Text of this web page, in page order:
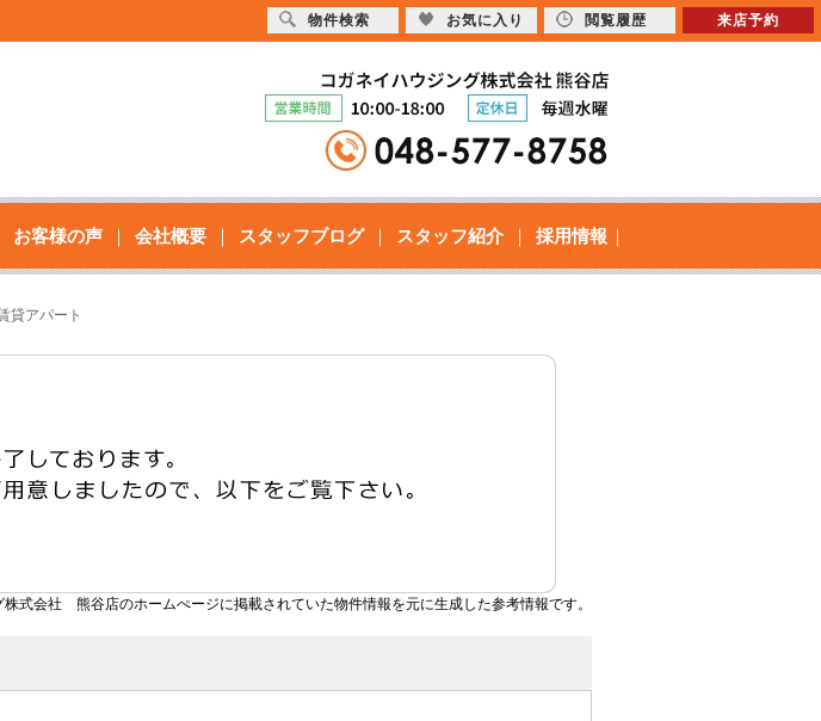
お客様の声 会社概要 スタッフブログ スタッフ紹介 採用情報
貸アパート
式会社 熊谷店のホームぺージに掲載されていた物件情報を元に生成した参考情報です。
物件検索 お気に入り 閲覧履歴 来店予約